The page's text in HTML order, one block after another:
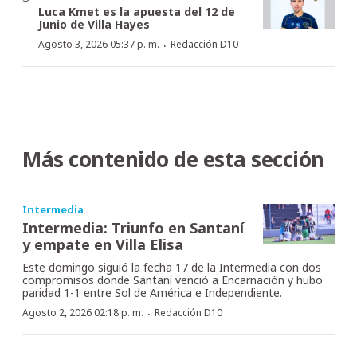
Luca Kmet es la apuesta del 12 de
Junio de Villa Hayes
Agosto 3, 2026 05:37 p. m. · Redacción D10
Más contenido de esta sección
Intermedia
Intermedia: Triunfo en Santaní
y empate en Villa Elisa
Este domingo siguió la fecha 17 de la Intermedia con dos
compromisos donde Santaní venció a Encarnación y hubo
paridad 1-1 entre Sol de América e Independiente.
Agosto 2, 2026 02:18 p. m. · Redacción D10